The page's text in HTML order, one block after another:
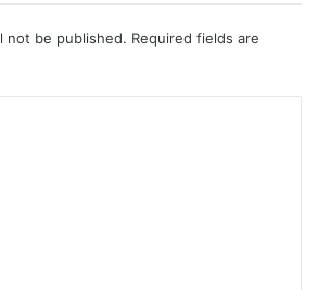
not be published. Required fields are